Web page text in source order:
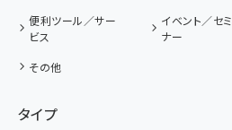
便利ツール／サー
ビス
イベント／セミ
ナー
その他
タイプ